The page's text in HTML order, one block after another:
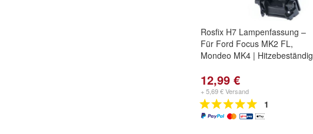
Rosfix H7 Lampenfassung –
Für Ford Focus MK2 FL,
Mondeo MK4 | Hitzebeständig
12,99 €
+ 5,69 € Versand
1